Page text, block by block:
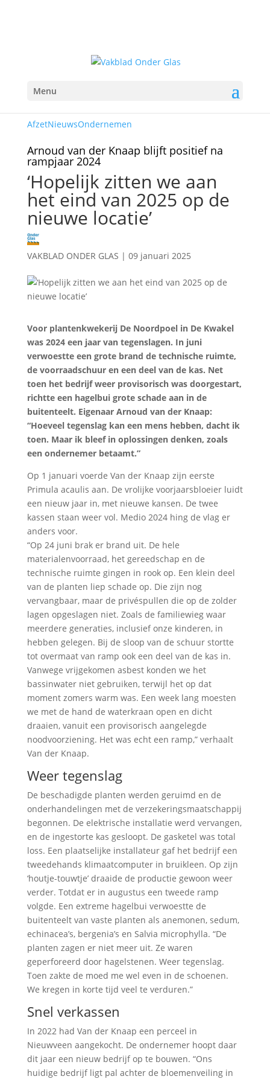
Menu
AfzetNieuwsOndernemen
Arnoud van der Knaap blijft positief na
rampjaar 2024
‘Hopelijk zitten we aan
het eind van 2025 op de
nieuwe locatie’
VAKBLAD ONDER GLAS | 09 januari 2025
Voor plantenkwekerij De Noordpoel in De Kwakel
was 2024 een jaar van tegenslagen. In juni
verwoestte een grote brand de technische ruimte,
de voorraadschuur en een deel van de kas. Net
toen het bedrijf weer provisorisch was doorgestart,
richtte een hagelbui grote schade aan in de
buitenteelt. Eigenaar Arnoud van der Knaap:
“Hoeveel tegenslag kan een mens hebben, dacht ik
toen. Maar ik bleef in oplossingen denken, zoals
een ondernemer betaamt.”
Op 1 januari voerde Van der Knaap zijn eerste
Primula acaulis aan. De vrolijke voorjaarsbloeier luidt
een nieuw jaar in, met nieuwe kansen. De twee
kassen staan weer vol. Medio 2024 hing de vlag er
anders voor.
“Op 24 juni brak er brand uit. De hele
materialenvoorraad, het gereedschap en de
technische ruimte gingen in rook op. Een klein deel
van de planten liep schade op. Die zijn nog
vervangbaar, maar de privéspullen die op de zolder
lagen opgeslagen niet. Zoals de familiewieg waar
meerdere generaties, inclusief onze kinderen, in
hebben gelegen. Bij de sloop van de schuur stortte
tot overmaat van ramp ook een deel van de kas in.
Vanwege vrijgekomen asbest konden we het
bassinwater niet gebruiken, terwijl het op dat
moment zomers warm was. Een week lang moesten
we met de hand de waterkraan open en dicht
draaien, vanuit een provisorisch aangelegde
noodvoorziening. Het was echt een ramp,” verhaalt
Van der Knaap.
Weer tegenslag
De beschadigde planten werden geruimd en de
onderhandelingen met de verzekeringsmaatschappij
begonnen. De elektrische installatie werd vervangen,
en de ingestorte kas gesloopt. De gasketel was total
loss. Een plaatselijke installateur gaf het bedrijf een
tweedehands klimaatcomputer in bruikleen. Op zijn
‘houtje-touwtje’ draaide de productie gewoon weer
verder. Totdat er in augustus een tweede ramp
volgde. Een extreme hagelbui verwoestte de
buitenteelt van vaste planten als anemonen, sedum,
echinacea’s, bergenia’s en Salvia microphylla. “De
planten zagen er niet meer uit. Ze waren
geperforeerd door hagelstenen. Weer tegenslag.
Toen zakte de moed me wel even in de schoenen.
We kregen in korte tijd veel te verduren.”
Snel verkassen
In 2022 had Van der Knaap een perceel in
Nieuwveen aangekocht. De ondernemer hoopt daar
dit jaar een nieuw bedrijf op te bouwen. “Ons
huidige bedrijf ligt pal achter de bloemenveiling in